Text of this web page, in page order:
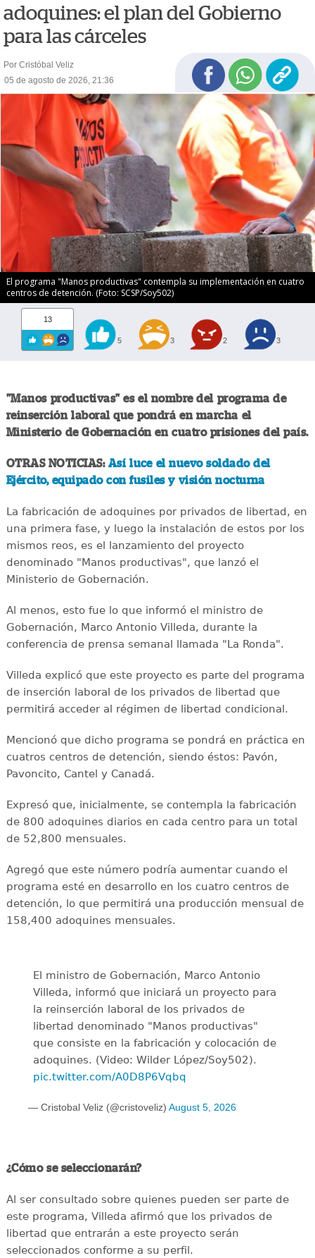
adoquines: el plan del Gobierno
para las cárceles
Por Cristóbal Veliz
05 de agosto de 2026, 21:36
El programa "Manos productivas" contempla su implementación en cuatro
centros de detención. (Foto: SCSP/Soy502)
13
5 3 2 3
"Manos productivas" es el nombre del programa de
reinserción laboral que pondrá en marcha el
Ministerio de Gobernación en cuatro prisiones del país.
OTRAS NOTICIAS: Así luce el nuevo soldado del
Ejército, equipado con fusiles y visión nocturna
La fabricación de adoquines por privados de libertad, en
una primera fase, y luego la instalación de estos por los
mismos reos, es el lanzamiento del proyecto
denominado "Manos productivas", que lanzó el
Ministerio de Gobernación.
Al menos, esto fue lo que informó el ministro de
Gobernación, Marco Antonio Villeda, durante la
conferencia de prensa semanal llamada "La Ronda".
Villeda explicó que este proyecto es parte del programa
de inserción laboral de los privados de libertad que
permitirá acceder al régimen de libertad condicional.
Mencionó que dicho programa se pondrá en práctica en
cuatros centros de detención, siendo éstos: Pavón,
Pavoncito, Cantel y Canadá.
Expresó que, inicialmente, se contempla la fabricación
de 800 adoquines diarios en cada centro para un total
de 52,800 mensuales.
Agregó que este número podría aumentar cuando el
programa esté en desarrollo en los cuatro centros de
detención, lo que permitirá una producción mensual de
158,400 adoquines mensuales.
El ministro de Gobernación, Marco Antonio
Villeda, informó que iniciará un proyecto para
la reinserción laboral de los privados de
libertad denominado "Manos productivas"
que consiste en la fabricación y colocación de
adoquines. (Video: Wilder López/Soy502).
pic.twitter.com/A0D8P6Vqbq
— Cristobal Veliz (@cristoveliz) August 5, 2026
¿Cómo se seleccionarán?
Al ser consultado sobre quienes pueden ser parte de
este programa, Villeda afirmó que los privados de
libertad que entrarán a este proyecto serán
seleccionados conforme a su perfil.